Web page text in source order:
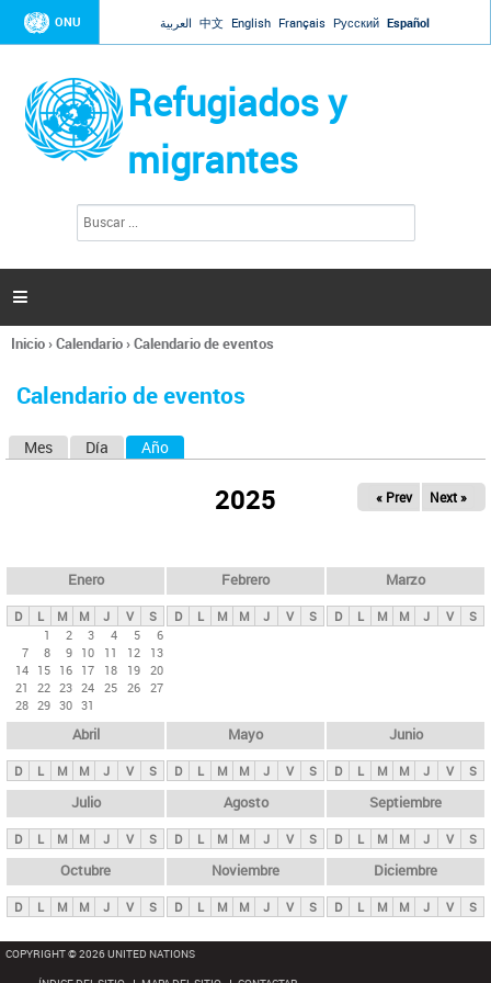
Jump to navigation
ONU العربية 中文 English Français Русский Español
Refugiados y
migrantes
l
d
s

Se
usted
Inicio›Calendario›Calendario de eventos
Calendario de eventos
s
p
n
i
p
a
l
s
Mes Día Año
2025 « Prev Next »
Enero
D L M M J V
S
1
2 3 4 5
6
7
8 9 10 11 12
13
14 15 16 17 18 19 20
21
22 23 24 25 26 27
28 29 30 31
Febrero
D L M M J V S
Marzo
D L M M J V S
Abril
D L M M J V S
Mayo
D L M M J V S
Junio
D L M M J V S
Julio
D L M M J V S
Agosto
D L M M J V S
Septiembre
D L M M J V S
Octubre
D L M M J V S
Noviembre
D L M M J V S
Diciembre
D L M M J V S
COPYRIGHT © 2026 UNITED NATIONS